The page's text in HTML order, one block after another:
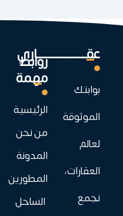
عقـــــــــــــــــــــاري
بوابتك
الموثوقة
لعالم
العقارات،
نجمع
روابط
مهمة
الرئيسية
من نحن
المدونة
المطورين
الساحل